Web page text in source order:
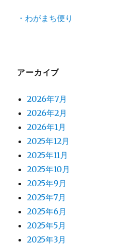
・わがまち便り
アーカイブ
2026年7月
2026年2月
2026年1月
2025年12月
2025年11月
2025年10月
2025年9月
2025年7月
2025年6月
2025年5月
2025年3月